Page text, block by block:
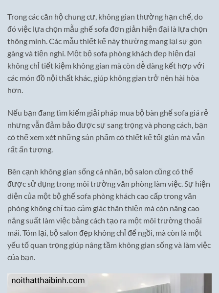
Trong các căn hộ chung cư, không gian thường hạn chế, do
đó việc lựa chọn mẫu ghế sofa đơn giản hiện đại là lựa chọn
thông minh. Các mẫu thiết kế này thường mang lại sự gọn
gàng và tiện nghi. Một bộ sofa phòng khách đẹp hiện đại
không chỉ tiết kiệm không gian mà còn dễ dàng kết hợp với
các món đồ nội thất khác, giúp không gian trở nên hài hòa
hơn.
Nếu bạn đang tìm kiếm giải pháp mua bộ bàn ghế sofa giá rẻ
nhưng vẫn đảm bảo được sự sang trọng và phong cách, bạn
có thể xem xét những sản phẩm có thiết kế tối giản mà vẫn
rất ấn tượng.
Bên cạnh không gian sống cá nhân, bộ salon cũng có thể
được sử dụng trong môi trường văn phòng làm việc. Sự hiện
diện của một bộ ghế sofa phòng khách cao cấp trong văn
phòng không chỉ tạo cảm giác thân thiện mà còn nâng cao
năng suất làm việc bằng cách tạo ra một môi trường thoải
mái. Tóm lại, bộ salon đẹp không chỉ để ngồi, mà còn là một
yếu tố quan trọng giúp nâng tầm không gian sống và làm việc
của bạn.